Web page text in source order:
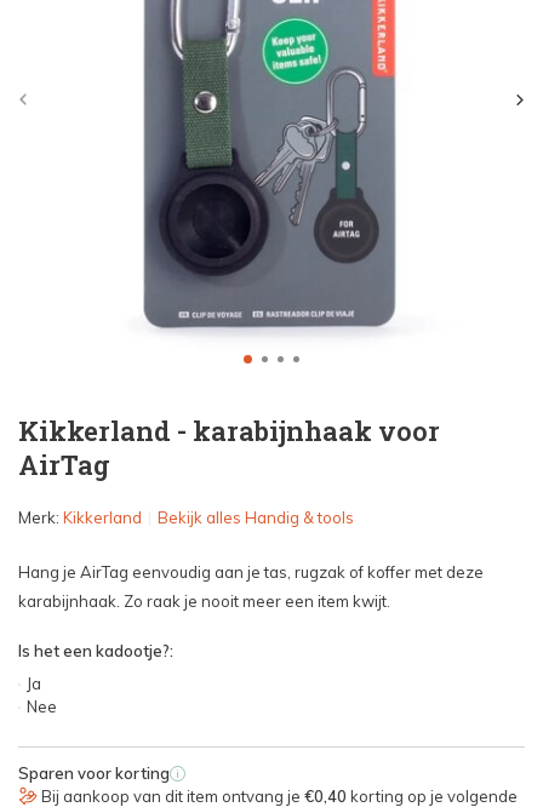
Kikkerland - karabijnhaak voor
AirTag
Merk: Kikkerland Bekijk alles Handig & tools
Hang je AirTag eenvoudig aan je tas, rugzak of koffer met deze
karabijnhaak. Zo raak je nooit meer een item kwijt.
Is het een kadootje?:
Ja
Nee
Sparen voor korting i
Bij aankoop van dit item ontvang je €0,40 korting op je volgende